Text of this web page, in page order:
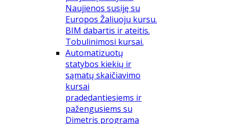
Naujienos susiję su
Europos Žaliuoju kursu.
BIM dabartis ir ateitis.
Tobulinimosi kursai.
Automatizuotų
statybos kiekių ir
sąmatų skaičiavimo
kursai
pradedantiesiems ir
pažengusiems su
Dimetris programa